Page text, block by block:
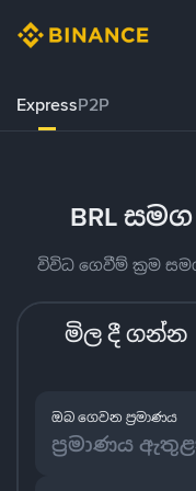
ExpressP2P
BRL
විවිධ ගෙවීම් ක්‍රම සමග
මිල දී ගන්න
ඔබ ගෙවන ප්‍රමාණය